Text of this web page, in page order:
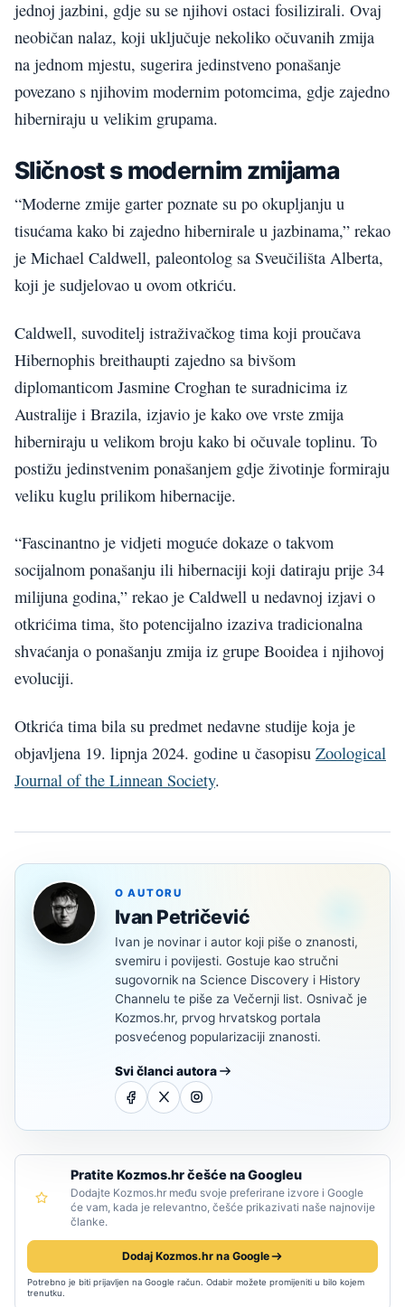
jednoj jazbini, gdje su se njihovi ostaci fosilizirali. Ovaj
neobičan nalaz, koji uključuje nekoliko očuvanih zmija
na jednom mjestu, sugerira jedinstveno ponašanje
povezano s njihovim modernim potomcima, gdje zajedno
hiberniraju u velikim grupama.
Sličnost s modernim zmijama
“Moderne zmije garter poznate su po okupljanju u
tisućama kako bi zajedno hibernirale u jazbinama,” rekao
je Michael Caldwell, paleontolog sa Sveučilišta Alberta,
koji je sudjelovao u ovom otkriću.
Caldwell, suvoditelj istraživačkog tima koji proučava
Hibernophis breithaupti zajedno sa bivšom
diplomanticom Jasmine Croghan te suradnicima iz
Australije i Brazila, izjavio je kako ove vrste zmija
hiberniraju u velikom broju kako bi očuvale toplinu. To
postižu jedinstvenim ponašanjem gdje životinje formiraju
veliku kuglu prilikom hibernacije.
“Fascinantno je vidjeti moguće dokaze o takvom
socijalnom ponašanju ili hibernaciji koji datiraju prije 34
milijuna godina,” rekao je Caldwell u nedavnoj izjavi o
otkrićima tima, što potencijalno izaziva tradicionalna
shvaćanja o ponašanju zmija iz grupe Booidea i njihovoj
evoluciji.
Otkrića tima bila su predmet nedavne studije koja je
objavljena 19. lipnja 2024. godine u časopisu Zoological
Journal of the Linnean Society.
O AUTORU
Ivan Petričević
Ivan je novinar i autor koji piše o znanosti,
svemiru i povijesti. Gostuje kao stručni
sugovornik na Science Discovery i History
Channelu te piše za Večernji list. Osnivač je
Kozmos.hr, prvog hrvatskog portala
posvećenog popularizaciji znanosti.
Svi članci autora
Pratite Kozmos.hr češće na Googleu
Dodajte Kozmos.hr među svoje preferirane izvore i Google
će vam, kada je relevantno, češće prikazivati naše najnovije
članke.
Dodaj Kozmos.hr na Google
Potrebno je biti prijavljen na Google račun. Odabir možete promijeniti u bilo kojem
trenutku.